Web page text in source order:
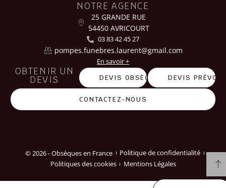
NOTRE AGENCE
25 GRANDE RUE
54450 AVRICOURT
03 83 42 45 27
pompes.funebres.laurent@gmail.com
En savoir +
OBTENIR UN
DEVIS DEVIS OBSÈQUES DEVIS
CONTACTEZ-NOUS
© 2026 - Obsèques en France
Politique de confidentialité
Politiques des cookies
Mentions Légales